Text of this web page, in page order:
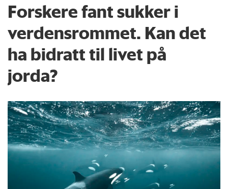
Forskere fant sukker i
verdensrommet. Kan det
ha bidratt til livet på
jorda?